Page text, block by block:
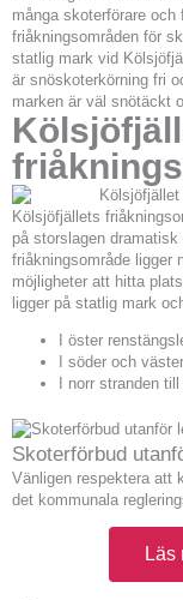
många skoterförare
friåkningsområden för
statlig mark vid
är snöskoterkörning fri
marken är väl snötäckt
Kölsjöfjällets
på storslagen
friåkningsområde ligger
möjligheter att hitta
ligger på statlig mark
I öster
I söder och
I norr stranden
Skoterförbud
Vänligen respektera att
det kommunala
Läs